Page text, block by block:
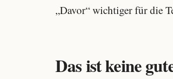
„Davor“ wichtiger für die
Das ist keine